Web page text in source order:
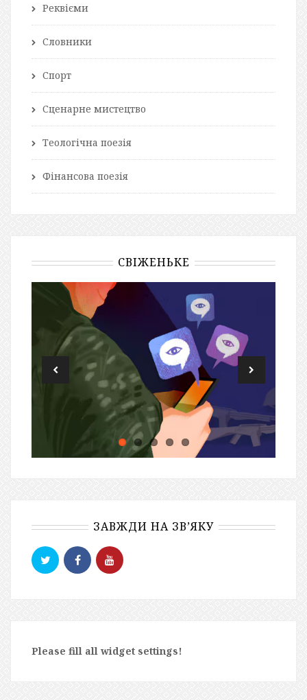
Реквієми
Словники
Спорт
Сценарне мистецтво
Теологічна поезія
Фінансова поезія
СВІЖЕНЬКЕ
ЗАВЖДИ НА ЗВ’ЯКУ
Please fill all widget settings!